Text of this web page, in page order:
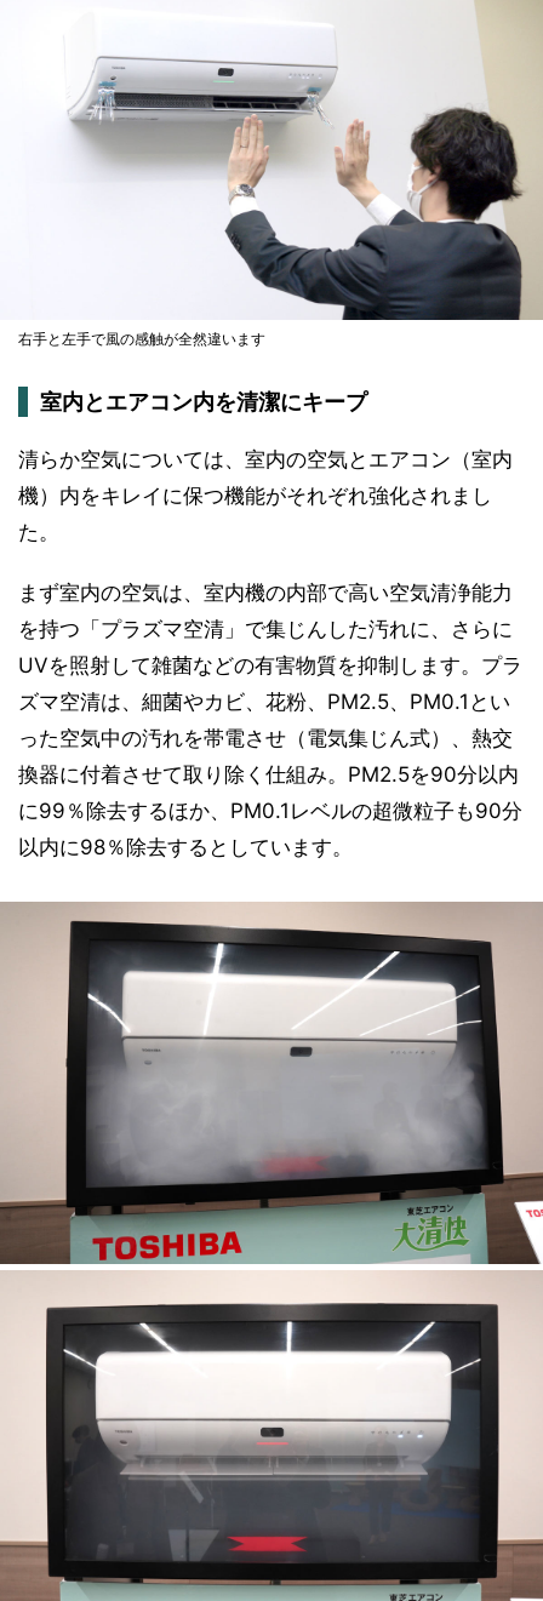
右手と左手で風の感触が全然違います
室内とエアコン内を清潔にキープ
清らか空気については、室内の空気とエアコン（室内
機）内をキレイに保つ機能がそれぞれ強化されまし
た。
まず室内の空気は、室内機の内部で高い空気清浄能力
を持つ「プラズマ空清」で集じんした汚れに、さらに
UVを照射して雑菌などの有害物質を抑制します。プラ
ズマ空清は、細菌やカビ、花粉、PM2.5、PM0.1とい
った空気中の汚れを帯電させ（電気集じん式）、熱交
換器に付着させて取り除く仕組み。PM2.5を90分以内
に99％除去するほか、PM0.1レベルの超微粒子も90分
以内に98％除去するとしています。